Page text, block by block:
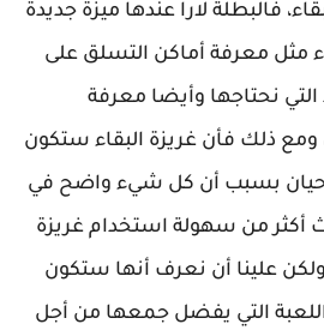
فالبطلة لارا عندها ميزة جديدة
معرفة أماكن التسلق على
التي نحتاجها وأيضا معرفة
ومع ذلك فأن غريزة البقاء ستكون
بسبب أن كل شيء واضح في
أكثر من سهولة استخدام غريزة
ولكن علينا أن نعرف أنها ستكون
التي يفضل جمعها من أجل